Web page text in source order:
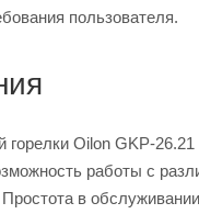
пользователя.
горелки Oilon GKP-
работы с
в